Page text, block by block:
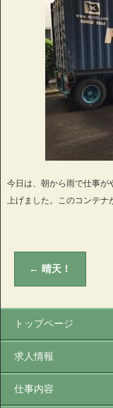
今日は、朝から雨で仕事が
上げました。このコンテナ
← 晴天！
トップページ
求人情報
仕事内容